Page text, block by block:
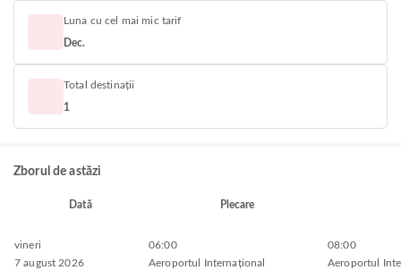
Luna cu cel mai mic tarif
Dec.
Total destinații
1
Zborul de astăzi
Dată Plecare
vineri
7 august 2026
06:00
Aeroportul Internațional
08:00
Aeroportul